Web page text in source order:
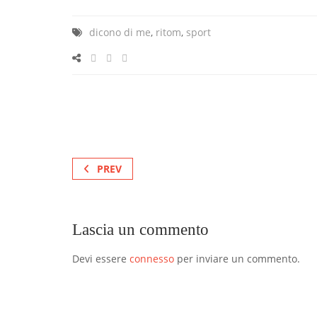
dicono di me, ritom, sport
PREV
Lascia un commento
Devi essere connesso per inviare un commento.